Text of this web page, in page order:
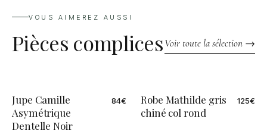
VOUS AIMEREZ AUSSI
Pièces complicesVoir toute la sélection →
Jupe Camille
Asymétrique
Dentelle Noir
84€
Robe Mathilde gris
chiné col rond
125€